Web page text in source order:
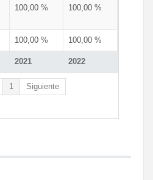
2021 2022
100,00 % 100,00 %
100,00 % 100,00 %
1 Siguiente